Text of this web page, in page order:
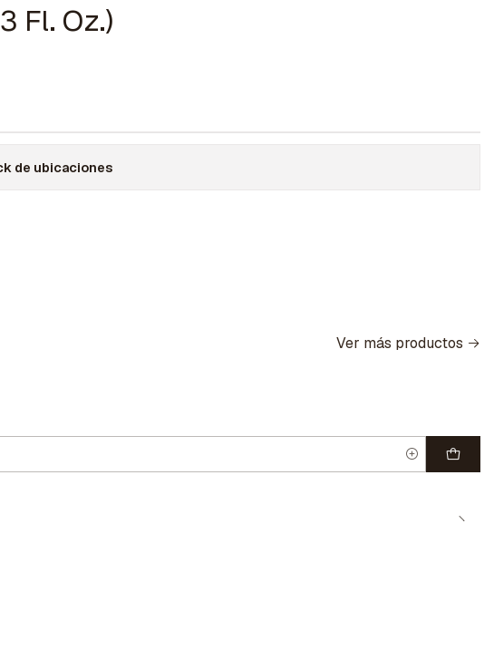
Fl. Oz.)
de ubicaciones
Ver más productos